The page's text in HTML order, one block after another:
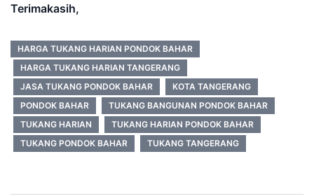
Terimakasih,
HARGA TUKANG HARIAN PONDOK BAHAR
HARGA TUKANG HARIAN TANGERANG
JASA TUKANG PONDOK BAHAR
KOTA TANGERANG
PONDOK BAHAR
TUKANG BANGUNAN PONDOK BAHAR
TUKANG HARIAN
TUKANG HARIAN PONDOK BAHAR
TUKANG PONDOK BAHAR
TUKANG TANGERANG